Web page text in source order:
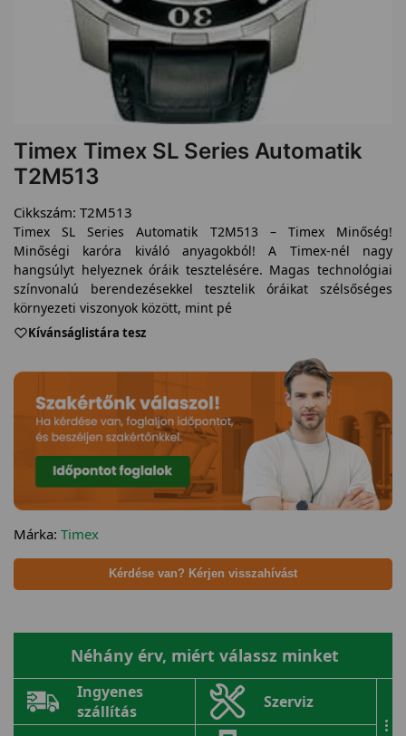
Timex Timex SL Series Automatik
T2M513
Cikkszám: T2M513
Timex SL Series Automatik T2M513 – Timex Minőség!
Minőségi karóra kiváló anyagokból! A Timex-nél nagy
hangsúlyt helyeznek óráik tesztelésére. Magas technológiai
színvonalú berendezésekkel tesztelik óráikat szélsőséges
környezeti viszonyok között, mint pé
Kívánságlistára tesz
Márka: Timex
Kérdése van? Kérjen visszahívást
Néhány érv, miért válassz minket
Ingyenes
szállítás
Szerviz
...